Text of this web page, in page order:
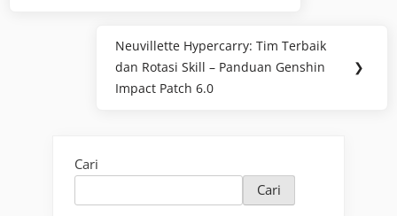
Next
Post:
Neuvillette Hypercarry: Tim Terbaik
dan Rotasi Skill – Panduan Genshin
Impact Patch 6.0
❯
Cari
Cari